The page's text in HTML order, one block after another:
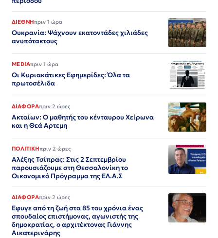
ΔΙΕΘΝΗπριν 1 ώρα
Ουκρανία: Ψάχνουν εκατοντάδες χιλιάδες
ανυπότακτους
MEDIAπριν 1 ώρα
Οι Κυριακάτικες Εφημερίδες: Όλα τα
πρωτοσέλιδα
ΔΙΑΦΟΡΑπριν 2 ώρες
Ακταίων: Ο μαθητής του κένταυρου Χείρωνα
και η Θεά Αρτεμη
ΠΟΛΙΤΙΚΗπριν 2 ώρες
Αλέξης Τσίπρας: Στις 2 Σεπτεμβρίου
παρουσιάζουμε στη Θεσσαλονίκη το
Οικονομικό Πρόγραμμα της ΕΛ.Α.Σ
ΔΙΑΦΟΡΑπριν 2 ώρες
Εφυγε από τη ζωή στα 85 του χρόνια ένας
σπουδαίος επιστήμονας, αγωνιστής της
δημοκρατίας, ο αρχιτέκτονας Γιάννης
Αικατερινάρης